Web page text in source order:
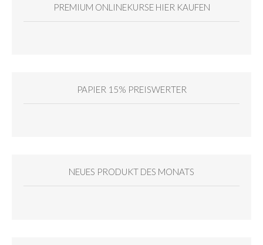
PREMIUM ONLINEKURSE HIER KAUFEN
PAPIER 15% PREISWERTER
NEUES PRODUKT DES MONATS